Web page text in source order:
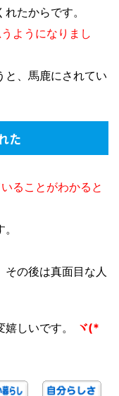
たからです。
ようになりまし
と、馬鹿にされてい
た
ることがわかると
の後は真面目な人
しいです。
ヾ(*